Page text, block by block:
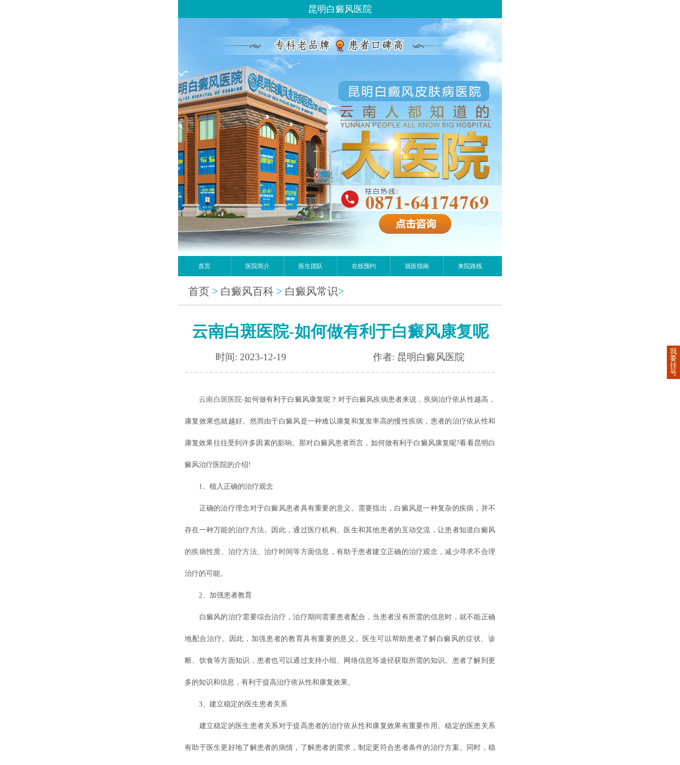
昆明白癜风医院
首页 医院简介 医生团队 在线预约 就医指南 来院路线
首页 > 白癜风百科 > 白癜风常识>
云南白斑医院-如何做有利于白癜风康复呢
时间: 2023-12-19 作者: 昆明白癜风医院
云南白斑医院-如何做有利于白癜风康复呢？对于白癜风疾病患者来说，疾病治疗依从性越高，
康复效果也就越好。然而由于白癜风是一种难以康复和复发率高的慢性疾病，患者的治疗依从性和
康复效果往往受到许多因素的影响。那对白癜风患者而言，如何做有利于白癜风康复呢?看看昆明白
癜风治疗医院的介绍!
1、植入正确的治疗观念
正确的治疗理念对于白癜风患者具有重要的意义。需要指出，白癜风是一种复杂的疾病，并不
存在一种万能的治疗方法。因此，通过医疗机构、医生和其他患者的互动交流，让患者知道白癜风
的疾病性质、治疗方法、治疗时间等方面信息，有助于患者建立正确的治疗观念，减少寻求不合理
治疗的可能。
2、加强患者教育
白癜风的治疗需要综合治疗，治疗期间需要患者配合，当患者没有所需的信息时，就不能正确
地配合治疗。因此，加强患者的教育具有重要的意义。医生可以帮助患者了解白癜风的症状、诊
断、饮食等方面知识，患者也可以通过支持小组、网络信息等途径获取所需的知识。患者了解到更
多的知识和信息，有利于提高治疗依从性和康复效果。
3、建立稳定的医生患者关系
建立稳定的医生患者关系对于提高患者的治疗依从性和康复效果有重要作用。稳定的医患关系
有助于医生更好地了解患者的病情，了解患者的需求，制定更符合患者条件的治疗方案。同时，稳
我
要
挂
号